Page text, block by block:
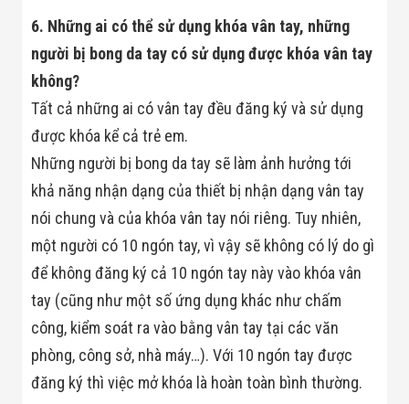
Tử
Súng Bắn
Flycam
Robot AI
THIẾT BỊ KIỂM
Cổng Dò Kim
Loại
Máy Soi Hành
Lý (X-Ray)
Cổng Phân Làn
Tự Động
Nhận Diện
Khuôn Mặt
Hệ Thống Điện
Nhẹ
Thiết Bị Theo
Thiết Bị Ngành
Thực Phẩm
Thiết Bị Ngành
6. Những ai có thể sử dụng khóa vân tay, những
người bị bong da tay có sử dụng được khóa vân tay
không?
Tất cả những ai có vân tay đều đăng ký và sử dụng
được khóa kể cả trẻ em.
Những người bị bong da tay sẽ làm ảnh hưởng tới
khả năng nhận dạng của thiết bị nhận dạng vân tay
nói chung và của khóa vân tay nói riêng. Tuy nhiên,
một người có 10 ngón tay, vì vậy sẽ không có lý do gì
để không đăng ký cả 10 ngón tay này vào khóa vân
tay (cũng như một số ứng dụng khác như chấm
công, kiểm soát ra vào bằng vân tay tại các văn
phòng, công sở, nhà máy…). Với 10 ngón tay được
đăng ký thì việc mở khóa là hoàn toàn bình thường.